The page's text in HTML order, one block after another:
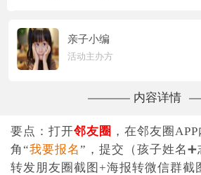
亲子小编
活动主办方
内容详情
要点：打开邻友圈 ，在邻友圈
角“我要报名”，提交（孩子姓名
转发朋友圈截图+海报转微信群截